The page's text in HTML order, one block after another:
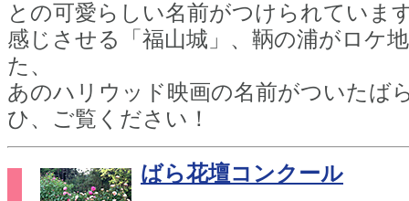
との可愛らしい名前がつけられていま
感じさせる「福山城」、鞆の浦がロケ
た、
あのハリウッド映画の名前がついたば
ひ、ご覧ください！
ばら花壇コンクール